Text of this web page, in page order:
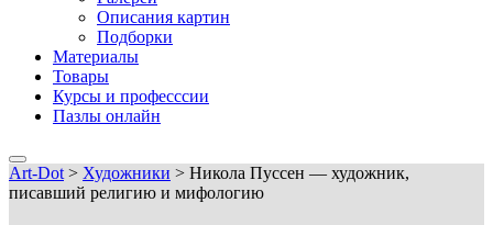
Описания картин
Подборки
Материалы
Товары
Курсы и професссии
Пазлы онлайн
Art-Dot > Художники > Никола Пуссен — художник,
писавший религию и мифологию